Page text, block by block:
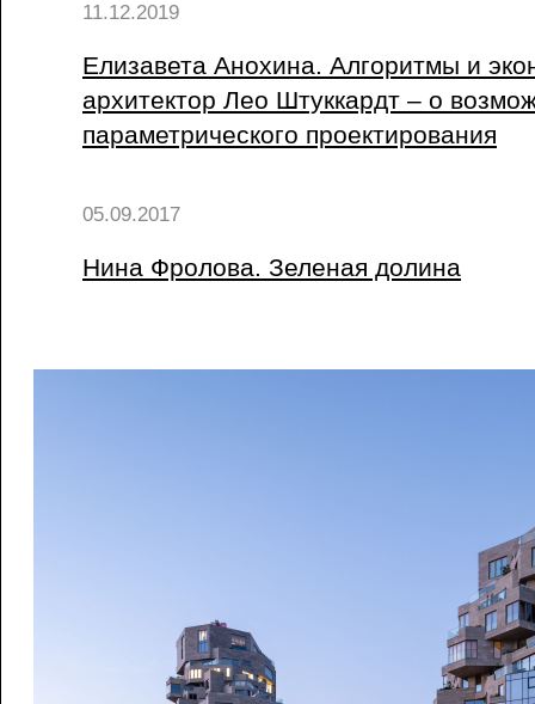
11.12.2019
Елизавета Анохина. Алгоритмы и
архитектор Лео Штуккардт – о
параметрического проектирования
05.09.2017
Нина Фролова. Зеленая долина